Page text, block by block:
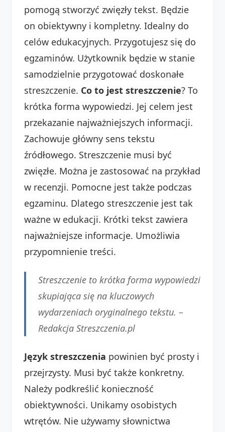
pomogą stworzyć zwięzły tekst. Będzie
on obiektywny i kompletny. Idealny do
celów edukacyjnych. Przygotujesz się do
egzaminów. Użytkownik będzie w stanie
samodzielnie przygotować doskonałe
streszczenie. Co to jest streszczenie? To
krótka forma wypowiedzi. Jej celem jest
przekazanie najważniejszych informacji.
Zachowuje główny sens tekstu
źródłowego. Streszczenie musi być
zwięzłe. Można je zastosować na przykład
w recenzji. Pomocne jest także podczas
egzaminu. Dlatego streszczenie jest tak
ważne w edukacji. Krótki tekst zawiera
najważniejsze informacje. Umożliwia
przypomnienie treści.
Streszczenie to krótka forma wypowiedzi
skupiająca się na kluczowych
wydarzeniach oryginalnego tekstu. –
Redakcja Streszczenia.pl
Język streszczenia powinien być prosty i
przejrzysty. Musi być także konkretny.
Należy podkreślić konieczność
obiektywności. Unikamy osobistych
wtrętów. Nie używamy słownictwa